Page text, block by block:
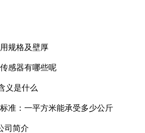
规格及壁厚
感器有哪些呢
义是什么
准：一平方米能承受多少公斤
司简介